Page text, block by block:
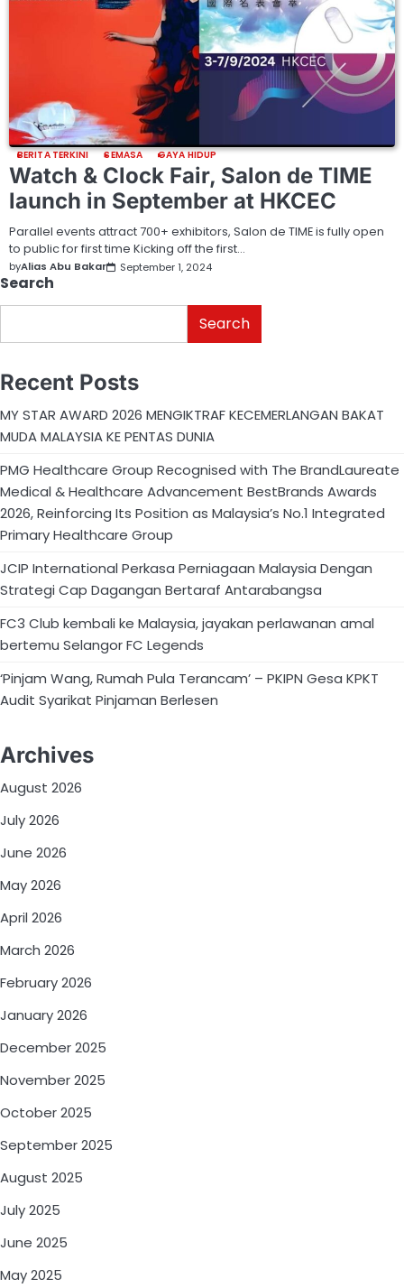
BERITA TERKINI SEMASA GAYA HIDUP
Watch & Clock Fair, Salon de TIME
launch in September at HKCEC
Parallel events attract 700+ exhibitors, Salon de TIME is fully open
to public for first time Kicking off the first…
byAlias Abu Bakar September 1, 2024
Search
Search
Recent Posts
MY STAR AWARD 2026 MENGIKTRAF KECEMERLANGAN BAKAT
MUDA MALAYSIA KE PENTAS DUNIA
PMG Healthcare Group Recognised with The BrandLaureate
Medical & Healthcare Advancement BestBrands Awards
2026, Reinforcing Its Position as Malaysia’s No.1 Integrated
Primary Healthcare Group
JCIP International Perkasa Perniagaan Malaysia Dengan
Strategi Cap Dagangan Bertaraf Antarabangsa
FC3 Club kembali ke Malaysia, jayakan perlawanan amal
bertemu Selangor FC Legends
‘Pinjam Wang, Rumah Pula Terancam’ – PKIPN Gesa KPKT
Audit Syarikat Pinjaman Berlesen
Archives
August 2026
July 2026
June 2026
May 2026
April 2026
March 2026
February 2026
January 2026
December 2025
November 2025
October 2025
September 2025
August 2025
July 2025
June 2025
May 2025